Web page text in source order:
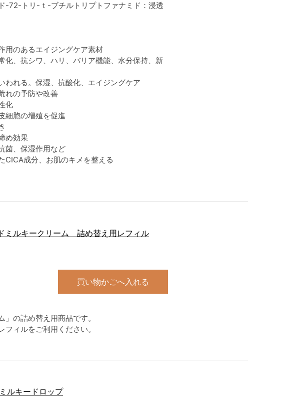
-72-トリ-ｔ-ブチルトリプトファナミド：浸透
用のあるエイジングケア素材
化、抗シワ、ハリ、バリア機能、水分保持、新
われる。保湿、抗酸化、エイジングケア
れの予防や改善
化
細胞の増殖を促進
め効果
菌、保湿作用など
CICA成分、お肌のキメを整える
ルキークリーム 詰め替え用レフィル
買い物かごへ入れる
の詰め替え用商品です。
ィルをご利用ください。
ルキードロップ